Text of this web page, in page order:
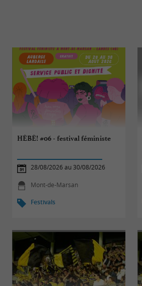
HÉBÉ! #06 - festival féministe
28/08/2026 au 30/08/2026
Mont-de-Marsan
Festivals